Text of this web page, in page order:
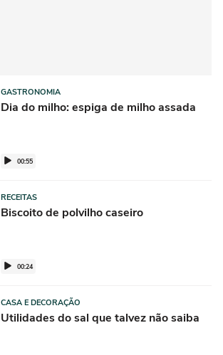
GASTRONOMIA
Dia do milho: espiga de milho assada
00:55
RECEITAS
Biscoito de polvilho caseiro
00:24
CASA E DECORAÇÃO
Utilidades do sal que talvez não saiba